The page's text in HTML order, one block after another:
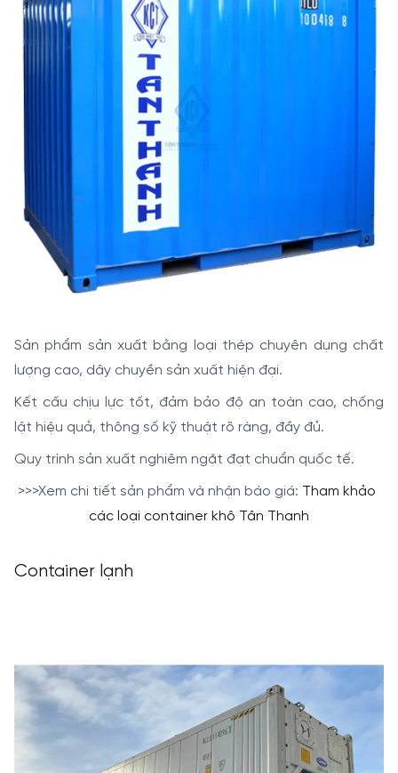
Sản phẩm sản xuất bằng loại thép chuyên dụng chất
lượng cao, dây chuyền sản xuất hiện đại.
Kết cấu chịu lực tốt, đảm bảo độ an toàn cao, chống
lật hiệu quả, thông số kỹ thuật rõ ràng, đầy đủ.
Quy trình sản xuất nghiêm ngặt đạt chuẩn quốc tế.
>>>Xem chi tiết sản phẩm và nhận báo giá: Tham khảo
các loại container khô Tân Thanh
Container lạnh